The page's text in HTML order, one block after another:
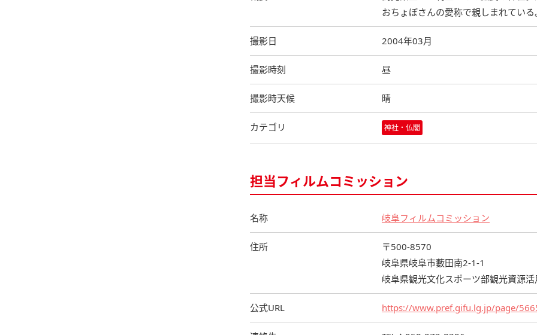
おちょぼさんの愛称で親しまれてい
撮影日 2004年03月
撮影時刻 昼
撮影時天候 晴
カテゴリ 神社・仏閣
担当フィルムコミッション
名称 岐阜フィルムコミッション
住所
〒500-8570
岐阜県岐阜市藪田南2-1-1
岐阜県観光文化スポーツ部観光資源活
公式URL https://www.pref.gifu.lg.jp/page/